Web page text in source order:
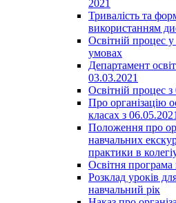
2021
Тривалість та
використанням
Освітній процес
умовах
Департамент
03.03.2021
Освітній процес з
Про організацію
класах з 06.05.2021
Положення про
навчальних
практики в
Освітня програма
Розклад уроків
навчальний рік